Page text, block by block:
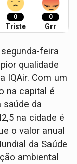
0
Triste
0
Grr
feira
qualidade
IQAir. Com um
na capital é
da
na cidade é
o valor anual
da Saúde
ambiental